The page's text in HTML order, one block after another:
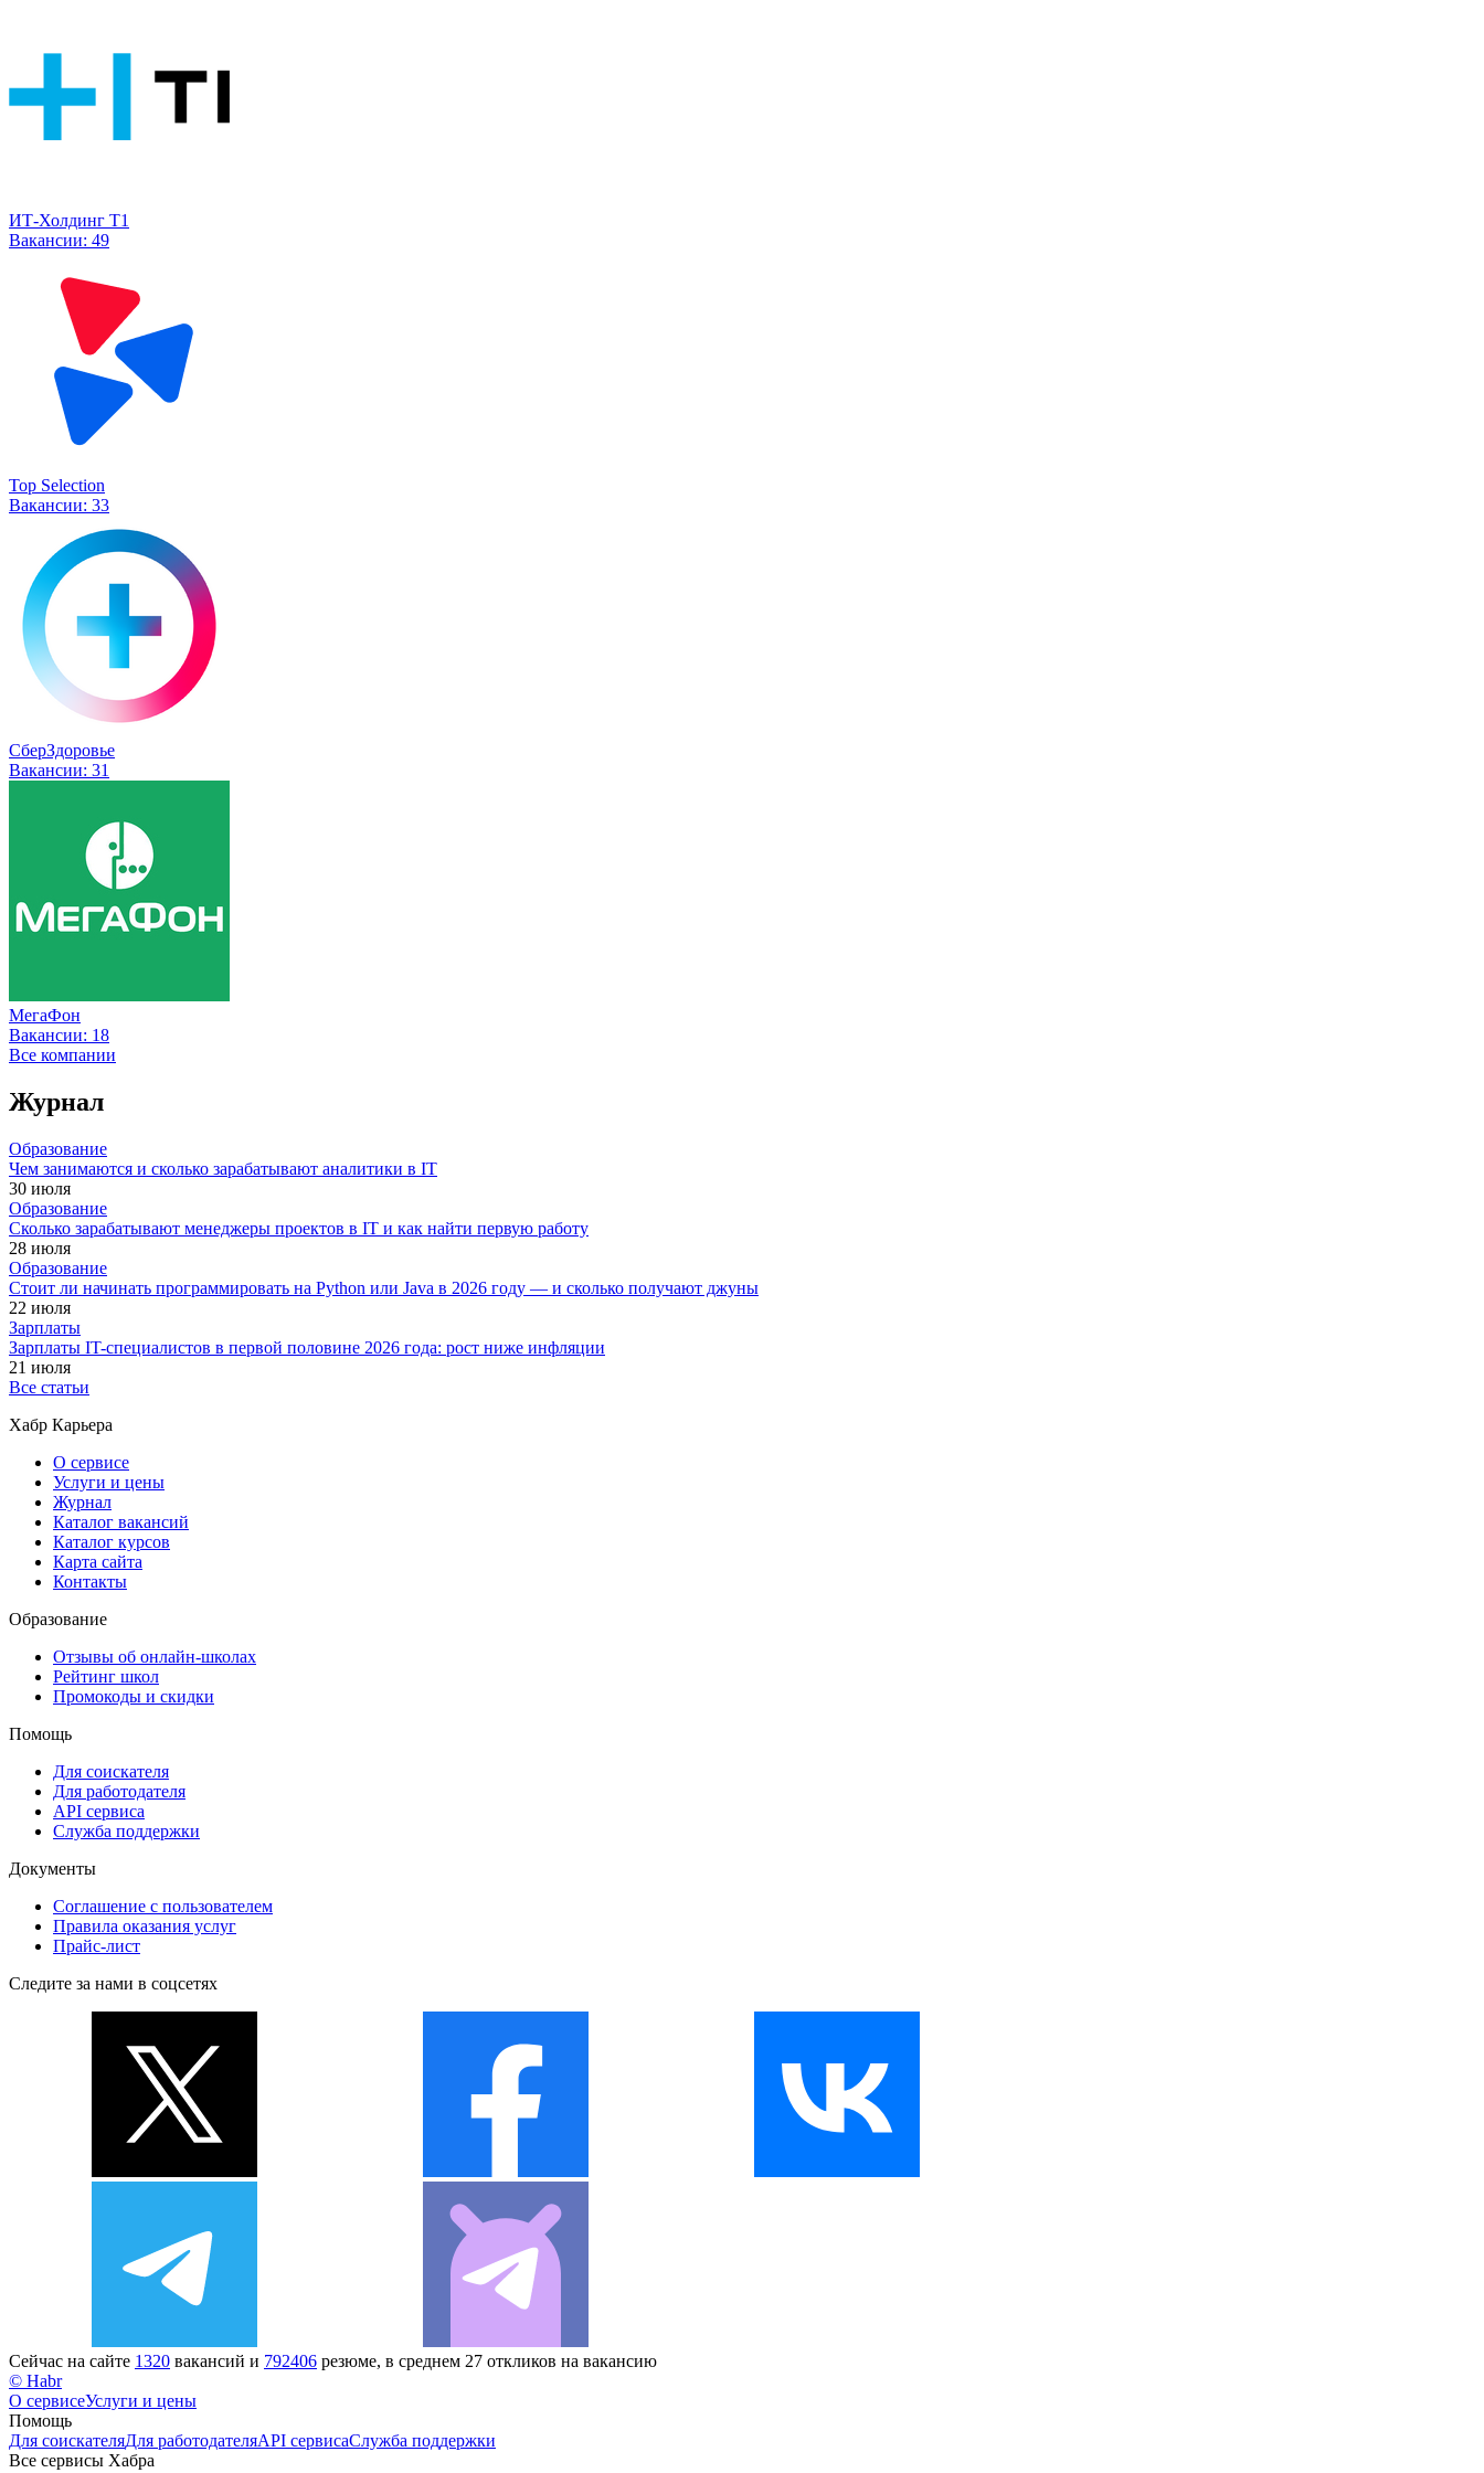
ИТ-Холдинг Т1
Вакансии: 49
Top Selection
Вакансии: 33
СберЗдоровье
Вакансии: 31
МегаФон
Вакансии: 18
Все компании
Журнал
Образование
Чем занимаются и сколько зарабатывают аналитики в IT
30 июля
Образование
Сколько зарабатывают менеджеры проектов в IT и как найти первую работу
28 июля
Образование
Стоит ли начинать программировать на Python или Java в 2026 году — и сколько получают джуны
22 июля
Зарплаты
Зарплаты IT-специалистов в первой половине 2026 года: рост ниже инфляции
21 июля
Все статьи
Хабр Карьера
О сервисе
Услуги и цены
Журнал
Каталог вакансий
Каталог курсов
Карта сайта
Контакты
Образование
Отзывы об онлайн-школах
Рейтинг школ
Промокоды и скидки
Помощь
Для соискателя
Для работодателя
API сервиса
Служба поддержки
Документы
Соглашение с пользователем
Правила оказания услуг
Прайс-лист
Следите за нами в соцсетях
Сейчас на сайте 1320 вакансий и 792406 резюме, в среднем 27 откликов на вакансию
© Habr
О сервисеУслуги и цены
Помощь
Для соискателяДля работодателяAPI сервисаСлужба поддержки
Все сервисы Хабра